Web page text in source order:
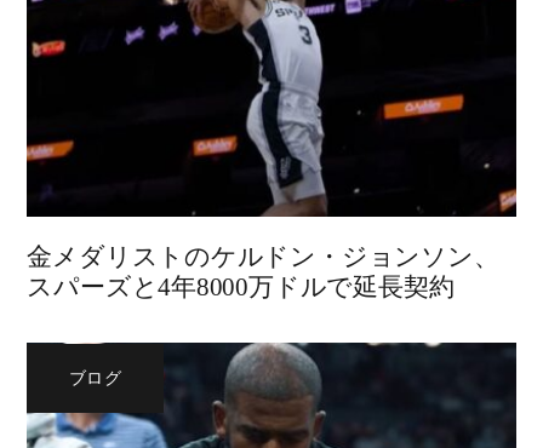
金メダリストのケルドン・ジョンソン、
スパーズと4年8000万ドルで延長契約
ブログ